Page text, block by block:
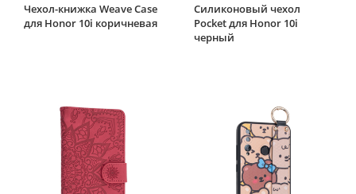
Чехол-книжка Weave Case
для Honor 10i коричневая
Силиконовый чехол
Pocket для Honor 10i
черный